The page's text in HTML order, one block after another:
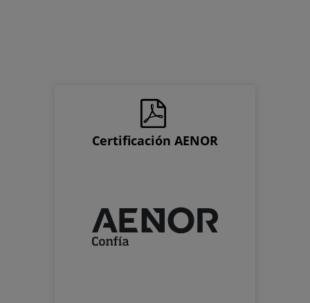
Certificación AENOR